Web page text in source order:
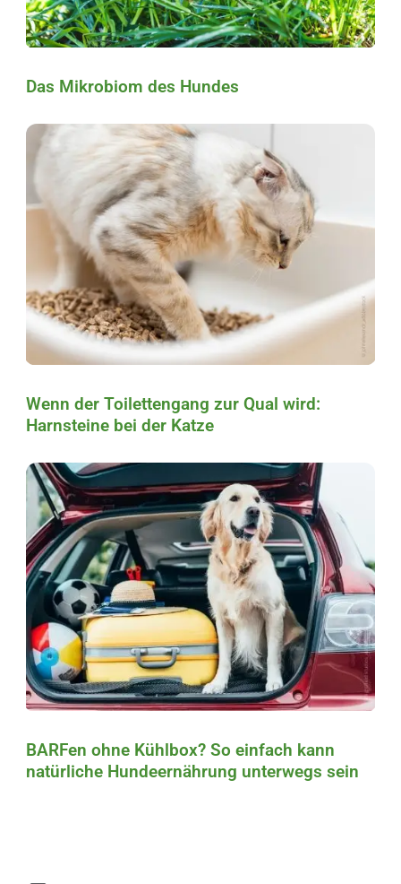
Das Mikrobiom des Hundes
Wenn der Toilettengang zur Qual wird:
Harnsteine bei der Katze
BARFen ohne Kühlbox? So einfach kann
natürliche Hundeernährung unterwegs sein